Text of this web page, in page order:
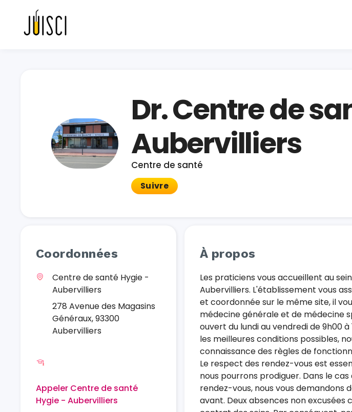
Dr. Centre de
Aubervilliers
Centre de santé
Suivre
Coordonnées
Centre de santé Hygie -
Aubervilliers
278 Avenue des Magasins
Généraux, 93300
Aubervilliers
Appeler Centre de santé
Hygie - Aubervilliers
À propos
Les praticiens vous accueillent au
Aubervilliers. L'établissement vous
et coordonnée sur le même site, il
médecine générale et de médecine
ouvert du lundi au vendredi de 9h00
les meilleures conditions possibles,
connaissance des règles de
Le respect des rendez-vous est
nous pourrons prodiguer. Dans le
rendez-vous, nous vous demandons
avant. Deux absences non